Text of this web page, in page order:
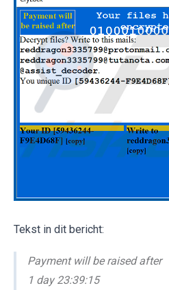
Tekst in dit bericht:
Payment will be raised after
1 day 23:39:15